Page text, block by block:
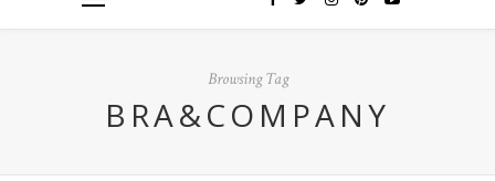
Browsing Tag
BRA&COMPANY